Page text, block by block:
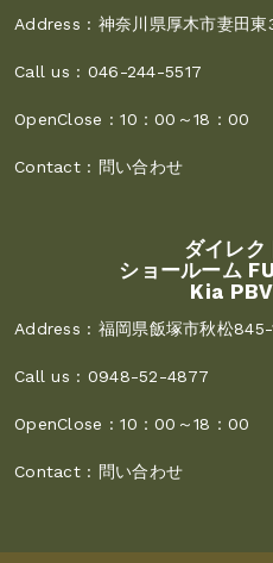
Address : 神奈川県厚木市妻田東
Call us : 046-244-5517
OpenClose :10：00～18：00
Contact : 問い合わせ
ダイレク
ショールーム
Kia
Address : 福岡県飯塚市秋松845-
Call us : 0948-52-4877
OpenClose :10：00～18：00
Contact : 問い合わせ